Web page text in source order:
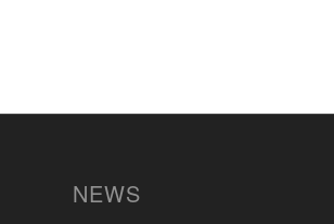
NEWS